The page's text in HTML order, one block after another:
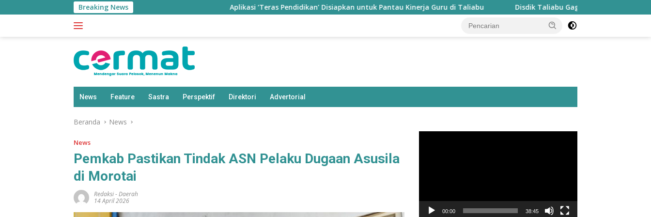
ke
Breaking News Aplikasi ‘Teras Pendidikan’ Disiapkan untuk Pantau Kinerja Guru di Taliabu Disdik Taliabu Gagas Hari Belajar Guru, Bahasa
News Feature Sastra Perspektif Direktori Advertorial
Beranda News
News
Pemkab Pastikan Tindak ASN Pelaku Dugaan Asusila
di Morotai
Redaksi-Daerah
14 April 2026
00:00 38:45